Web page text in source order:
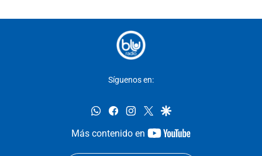
Síguenos en:
whatsappfacebookinstagram
twittergoogle
Más contenido en
youtube-